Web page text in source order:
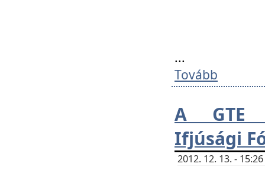
...
Tovább
A GTE
Ifjúsági
2012. 12. 13. -